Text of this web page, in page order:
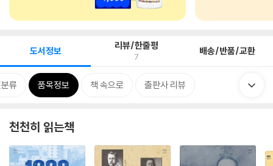
도서정보 리뷰/한줄평
7 배송/반품/교환
류 품목정보 책 속으로 출판사 리뷰
천천히 읽는책